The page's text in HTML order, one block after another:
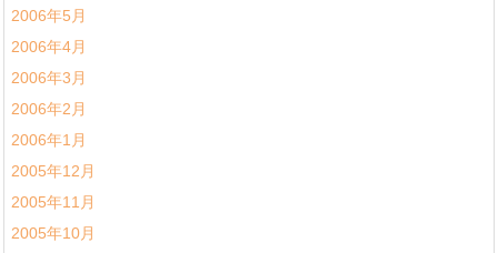
2006年5月
2006年4月
2006年3月
2006年2月
2006年1月
2005年12月
2005年11月
2005年10月